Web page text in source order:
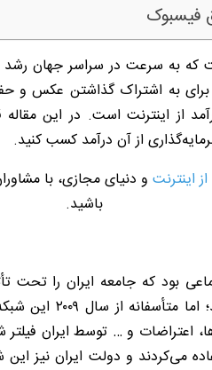
فیسبوک
که به سرعت در سراسر جهان رشد
برای به اشتراک گذاشتن عکس و
از اینترنت است. در این
از آن درآمد کسب کنید.
اینترنتو دنیای مجازی، با
باشید.
بود که جامعه ایران را تحت
محبوب در بین
اعتراضات و … توسط ایران
می‌کردند و دولت ایران نیز